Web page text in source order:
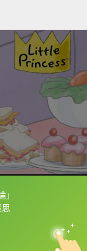
喔！
中
英